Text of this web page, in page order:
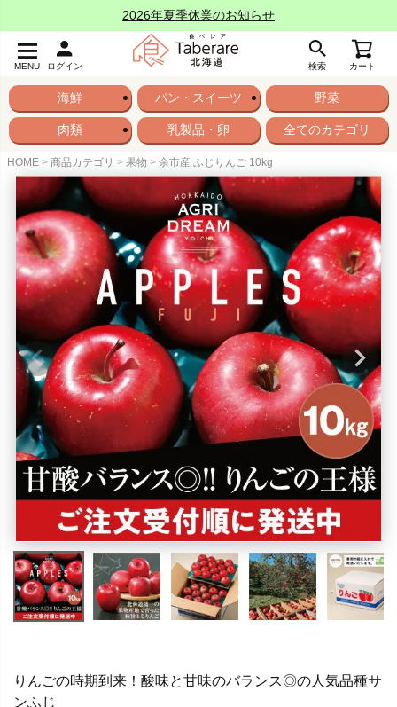
2026年夏季休業のお知らせ
MENU ログイン 検索 カート
海鮮 パン・スイーツ 野菜
肉類 乳製品・卵 全てのカテゴリ
HOME 商品カテゴリ 果物 余市産 ふじりんご 10kg
りんごの時期到来！酸味と甘味のバランス◎の人気品種サ
ンふじ